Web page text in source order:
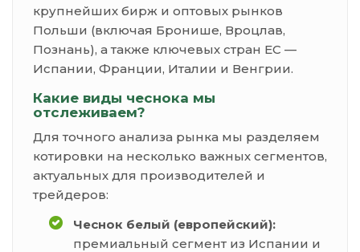
крупнейших бирж и оптовых рынков
Польши (включая Бронише, Вроцлав,
Познань), а также ключевых стран ЕС —
Испании, Франции, Италии и Венгрии.
Какие виды чеснока мы
отслеживаем?
Для точного анализа рынка мы разделяем
котировки на несколько важных сегментов,
актуальных для производителей и
трейдеров:
Чеснок белый (европейский):
премиальный сегмент из Испании и